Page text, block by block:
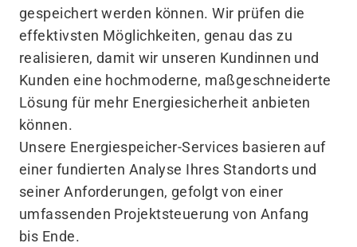
gespeichert werden können. Wir prüfen die
effektivsten Möglichkeiten, genau das zu
realisieren, damit wir unseren Kundinnen und
Kunden eine hochmoderne, maßgeschneiderte
Lösung für mehr Energiesicherheit anbieten
können.
Unsere Energiespeicher-Services basieren auf
einer fundierten Analyse Ihres Standorts und
seiner Anforderungen, gefolgt von einer
umfassenden Projektsteuerung von Anfang
bis Ende.